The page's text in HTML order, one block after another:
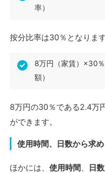
率）
按分比率は30％となります
8万円（家賃）×30
額）
8万円の30％である2.4万
ができます。
使用時間、日数から求
ほかには、 使用時間 日数